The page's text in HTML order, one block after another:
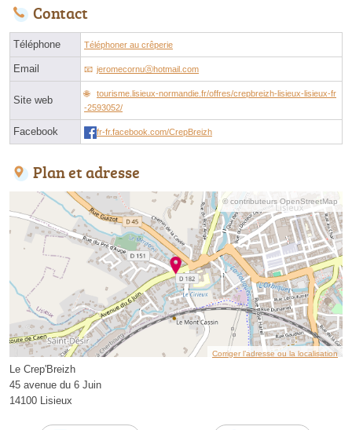
Contact
Téléphone Téléphoner au crêperie
Email jeromecornuⓐhotmail.com
Site web
tourisme.lisieux-normandie.fr/offres/crepbreizh-lisieux-lisieux-fr
-2593052/
Facebook fr-fr.facebook.com/CrepBreizh
Plan et adresse
© contributeurs OpenStreetMap
Corriger l’adresse ou la localisation
Le Crep'Breizh
45 avenue du 6 Juin
14100 Lisieux